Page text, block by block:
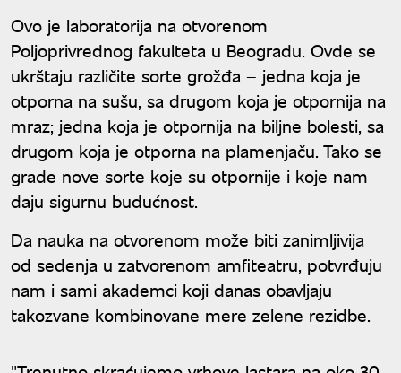
Ovo je laboratorija na otvorenom
Poljoprivrednog fakulteta u Beogradu. Ovde se
ukrštaju različite sorte grožđa – jedna koja je
otporna na sušu, sa drugom koja je otpornija na
mraz; jedna koja je otpornija na biljne bolesti, sa
drugom koja je otporna na plamenjaču. Tako se
grade nove sorte koje su otpornije i koje nam
daju sigurnu budućnost.
Da nauka na otvorenom može biti zanimljivija
od sedenja u zatvorenom amfiteatru, potvrđuju
nam i sami akademci koji danas obavljaju
takozvane kombinovane mere zelene rezidbe.